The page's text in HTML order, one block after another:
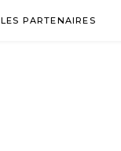
LES PARTENAIRES